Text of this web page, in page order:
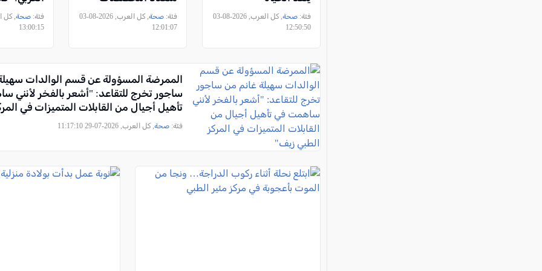
فئة: صحة
, كل العرب, 2026-08-03
12:50:50
الجديد في طبريا
فئة: صحة
, كل العرب, 2026-08-03
12:01:07
حقيقية
أهالينا"
فئة:صحة
13:00:15
الممرضة المسؤولة عن قسم الوالدات
ساجور تخرج للتقاعد: "أشعر بالفخر لأنني
تأهيل أجيال من القابلات المتميزات في
زيف"
فئة: صحة, كل العرب, 2026-07-29 11:17:10